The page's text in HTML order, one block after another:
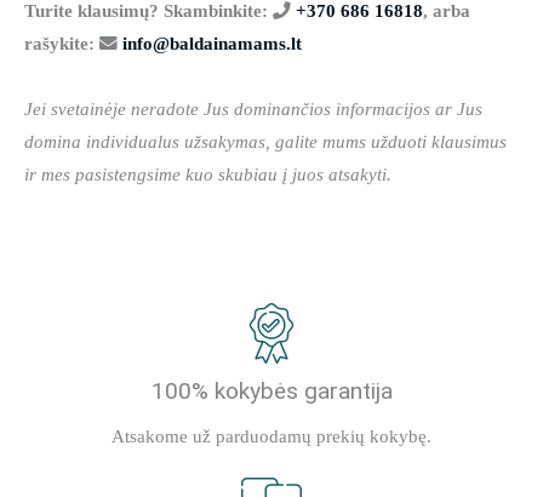
Turite klausimų? Skambinkite: +370 686 16818, arba
rašykite:
info@baldainamams.lt
Jei svetainėje neradote Jus dominančios informacijos ar Jus
domina individualus užsakymas, galite mums užduoti klausimus
ir mes pasistengsime kuo skubiau į juos atsakyti.
100% kokybės garantija
Atsakome už parduodamų prekių kokybę.